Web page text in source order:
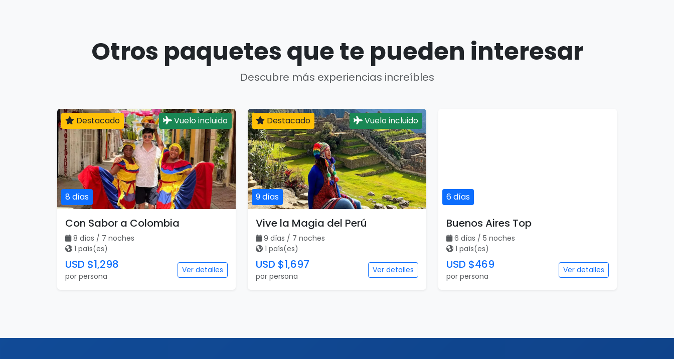
Otros paquetes que te pueden interesar
Descubre más experiencias increíbles
8 días
Destacado Vuelo incluido
Con Sabor a Colombia
8 días / 7 noches
1 país(es)
USD $1,298
por persona
Ver detalles
9 días
Destacado Vuelo incluido
Vive la Magia del Perú
9 días / 7 noches
1 país(es)
USD $1,697
por persona
Ver detalles
6 días
Buenos Aires Top
6 días / 5 noches
1 país(es)
USD $469
por persona
Ver detalles